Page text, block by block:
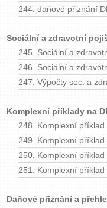
244. daňové přiznání
Sociální a zdravotní
245. Sociální a
246. Sociální a
247. Výpočty soc. a
Komplexní příklady na
248. Komplexní
249. Komplexní
250. Komplexní
251. Komplexní
Daňové přiznání a